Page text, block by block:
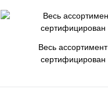
Весь ассортимент
сертифицирован